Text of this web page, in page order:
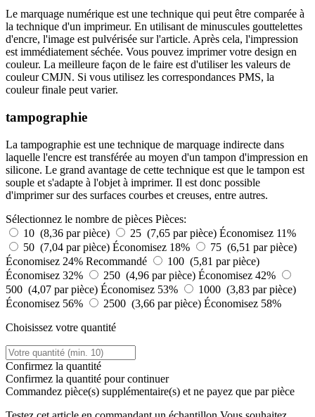
Le marquage numérique est une technique qui peut être comparée à
la technique d'un imprimeur. En utilisant de minuscules gouttelettes
d'encre, l'image est pulvérisée sur l'article. Après cela, l'impression
est immédiatement séchée. Vous pouvez imprimer votre design en
couleur. La meilleure façon de le faire est d'utiliser les valeurs de
couleur CMJN. Si vous utilisez les correspondances PMS, la
couleur finale peut varier.
tampographie
La tampographie est une technique de marquage indirecte dans
laquelle l'encre est transférée au moyen d'un tampon d'impression en
silicone. Le grand avantage de cette technique est que le tampon est
souple et s'adapte à l'objet à imprimer. Il est donc possible
d'imprimer sur des surfaces courbes et creuses, entre autres.
Sélectionnez le nombre de pièces Pièces:
10 (8,36 par pièce)
25 (7,65 par pièce) Économisez 11%
50 (7,04 par pièce) Économisez 18%
75 (6,51 par pièce)
Économisez 24% Recommandé
100 (5,81 par pièce)
Économisez 32%
250 (4,96 par pièce) Économisez 42%
500 (4,07 par pièce) Économisez 53%
1000 (3,83 par pièce)
Économisez 56%
2500 (3,66 par pièce) Économisez 58%
Choisissez votre quantité
Confirmez la quantité
Confirmez la quantité pour continuer
Commandez pièce(s) supplémentaire(s) et ne payez que par pièce